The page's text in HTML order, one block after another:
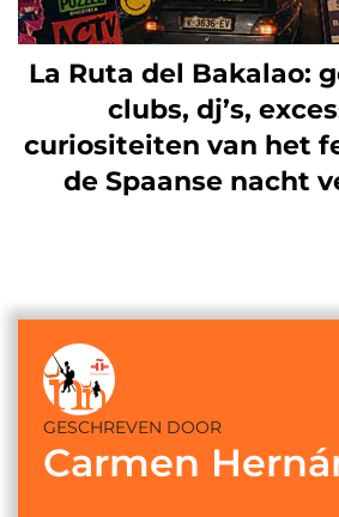
La Ruta del Bakalao:
clubs, dj’s,
curiositeiten van het
de Spaanse nacht
GESCHREVEN DOOR
Carmen